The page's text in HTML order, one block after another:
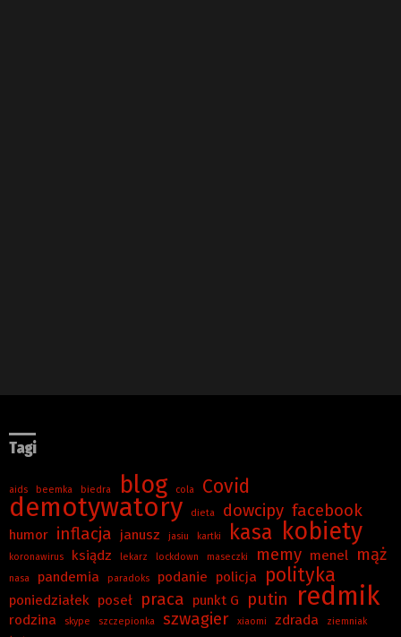
Tagi
aids beemka biedra blog cola Covid
demotywatory dieta dowcipy facebook
humor inflacja janusz jasiu kartki kasa kobiety
koronawirus ksiądz lekarz lockdown maseczki memy menel mąż
nasa pandemia paradoks podanie policja polityka
poniedziałek poseł praca punkt G putin redmik
rodzina skype szczepionka szwagier xiaomi zdrada
ziemniak